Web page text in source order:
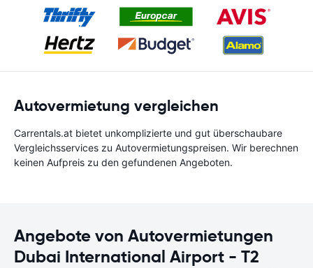
Autovermietung vergleichen
Carrentals.at bietet unkomplizierte und gut überschaubare
Vergleichsservices zu Autovermietungspreisen. Wir berechnen
keinen Aufpreis zu den gefundenen Angeboten.
Angebote von Autovermietungen
Dubai International Airport - T2